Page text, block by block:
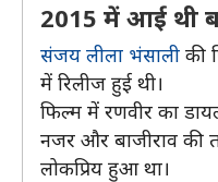
2015 में आई थी
संजय लीला भंसाली की
में रिलीज हुई थी।
फिल्म में रणवीर का
नजर और बाजीराव की
लोकप्रिय हुआ था।